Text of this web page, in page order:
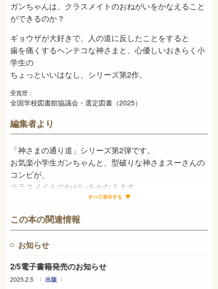
ガンちゃんは、クラスメイトのおねがいをかなえること
ができるのか？
ギョウザが大好きで、人の道に反したことをすると
歯を痛くするヘンテコな神さまと、心優しいおきらく小
学生の
ちょっといいはなし、シリーズ第2作。
受賞歴：
全国学校図書館協議会・選定図書（2025）
編集者より
「神さまの通り道」シリーズ第2弾です。
お気楽小学生ガンちゃんと、型破りな神さまスーさんの
コンビが、
クラスメイトのねがいをかなえます。
今回のおねがいは、「かなえてはいけない」ねがい。
読むと、優しい気持ちになれる作品です。
「しゃばけ」シリーズで知られる
柴田ゆうさんの、かわいらしくユーモラスなイラストと
ともに
お楽しみください。
すべて表示する
この本の関連情報
お知らせ
2/5電子書籍発売のお知らせ
2025.2.5 出版